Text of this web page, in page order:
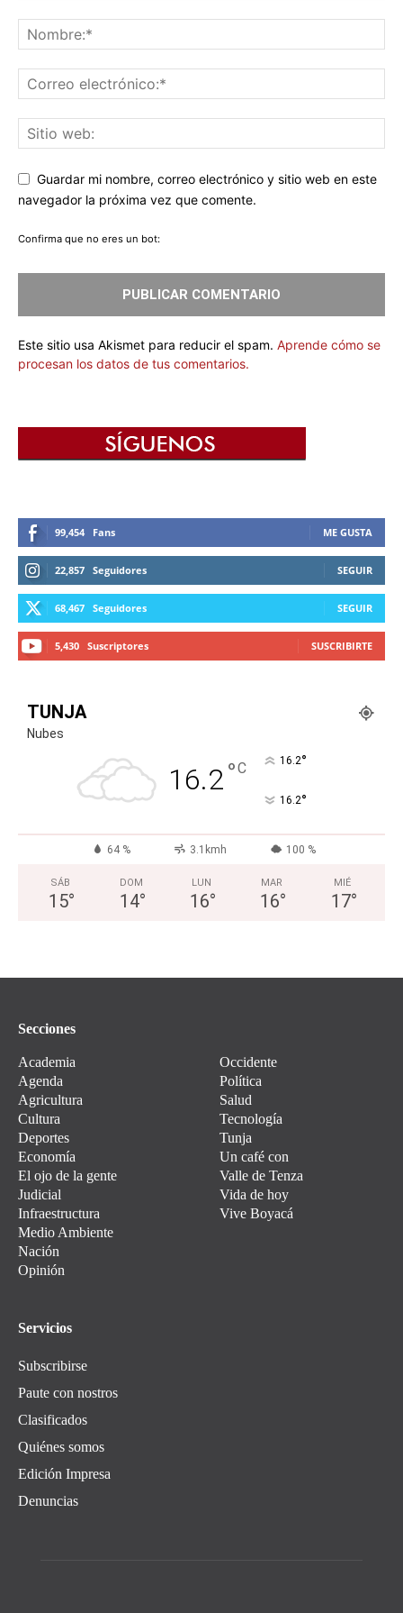
Guardar mi nombre, correo electrónico y sitio web en este
navegador la próxima vez que comente.
Confirma que no eres un bot:
Este sitio usa Akismet para reducir el spam. Aprende cómo se
procesan los datos de tus comentarios.
99,454 Fans ME GUSTA
22,857 Seguidores SEGUIR
68,467 Seguidores SEGUIR
5,430 Suscriptores SUSCRIBIRTE
TUNJA
Nubes
16.2°C 16.2°
16.2°
64 % 3.1kmh 100 %
SÁB
15°
DOM
14°
LUN
16°
MAR
16°
MIÉ
17°
Secciones
Academia
Agenda
Agricultura
Cultura
Deportes
Economía
El ojo de la gente
Judicial
Infraestructura
Medio Ambiente
Nación
Opinión
Occidente
Política
Salud
Tecnología
Tunja
Un café con
Valle de Tenza
Vida de hoy
Vive Boyacá
Servicios
Subscribirse
Paute con nostros
Clasificados
Quiénes somos
Edición Impresa
Denuncias